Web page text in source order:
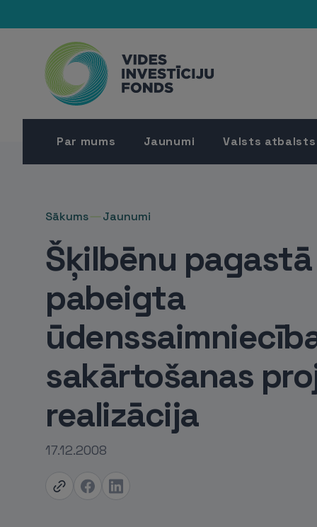
Par mums Jaunumi Valsts atbalsts
Sākums Jaunumi
Šķilbēnu
pabeigta
sakārtošanas
realizācija
17.12.2008